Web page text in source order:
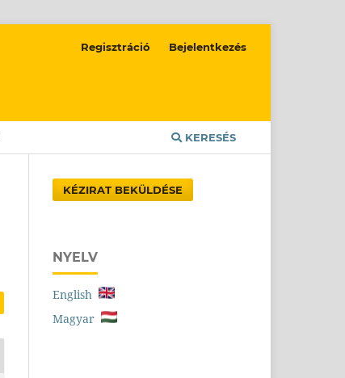
KERESÉS
Regisztráció Bejelentkezés
KÉZIRAT BEKÜLDÉSE
NYELV
English
Magyar